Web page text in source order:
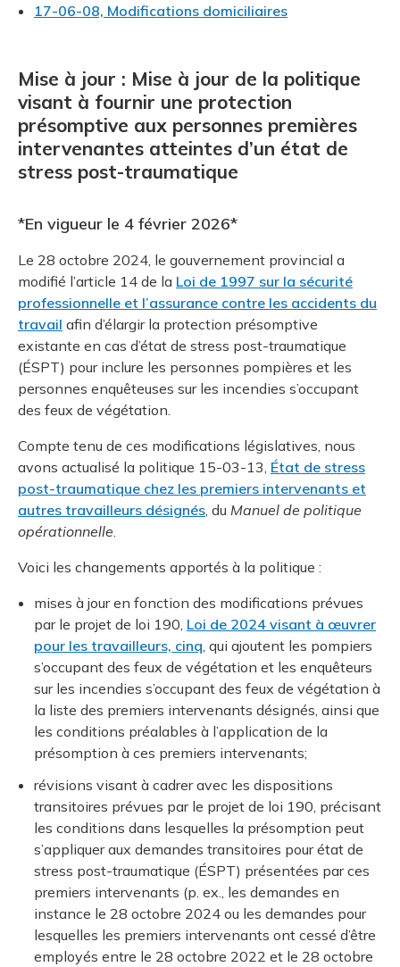
17-06-08, Modifications domiciliaires
Mise à jour : Mise à jour de la politique
visant à fournir une protection
présomptive aux personnes premières
intervenantes atteintes d’un état de
stress post-traumatique
*En vigueur le 4 février 2026*
Le 28 octobre 2024, le gouvernement provincial a
modifié l’article 14 de la Loi de 1997 sur la sécurité
professionnelle et l’assurance contre les accidents du
travail afin d’élargir la protection présomptive
existante en cas d’état de stress post-traumatique
(ÉSPT) pour inclure les personnes pompières et les
personnes enquêteuses sur les incendies s’occupant
des feux de végétation.
Compte tenu de ces modifications législatives, nous
avons actualisé la politique 15-03-13, État de stress
post-traumatique chez les premiers intervenants et
autres travailleurs désignés , du Manuel de politique
opérationnelle
Voici les changements apportés à la politique :
mises à jour en fonction des modifications prévues
par le projet de loi 190, Loi de 2024 visant à œuvrer
pour les travailleurs, cinq , qui ajoutent les pompiers
s’occupant des feux de végétation et les enquêteurs
sur les incendies s’occupant des feux de végétation à
la liste des premiers intervenants désignés, ainsi que
les conditions préalables à l’application de la
présomption à ces premiers intervenants;
révisions visant à cadrer avec les dispositions
transitoires prévues par le projet de loi 190, précisant
les conditions dans lesquelles la présomption peut
s’appliquer aux demandes transitoires pour état de
stress post-traumatique (ÉSPT) présentées par ces
premiers intervenants (p. ex., les demandes en
instance le 28 octobre 2024 ou les demandes pour
lesquelles les premiers intervenants ont cessé d’être
employés entre le 28 octobre 2022 et le 28 octobre